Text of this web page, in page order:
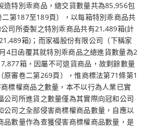
造特別乖商品，總交貨數量共為85,956包
二第187至189頁），以每箱特別乖商品共
司所委製之特別乖商品共有21,489箱(計
箱)；而家福股份有限公司（下稱家
4日函覆其就特別乖商品之總進貨數量為2
箱，因屬不可退貨商品，故剩餘數量
原審卷二第269頁），惟商標法第71條第1
標權商品之數量，本不以行為人業已實
公司所進貨之數量僅為其實際向冠和公司
公司之全部侵害商標權商品數量，自應以
品數量作為查獲侵害商標權商品數量，是